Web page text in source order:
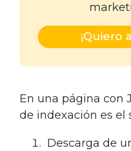
¡Quiero
En una página con
de indexación es el
Descarga de